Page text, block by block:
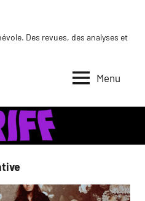
Des revues, des analyses et
Menu